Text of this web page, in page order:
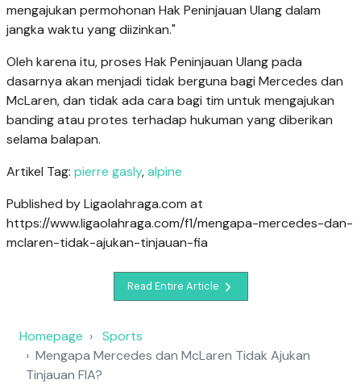
mengajukan permohonan Hak Peninjauan Ulang dalam
jangka waktu yang diizinkan."
Oleh karena itu, proses Hak Peninjauan Ulang pada
dasarnya akan menjadi tidak berguna bagi Mercedes dan
McLaren, dan tidak ada cara bagi tim untuk mengajukan
banding atau protes terhadap hukuman yang diberikan
selama balapan.
Artikel Tag: pierre gasly,alpine
Published by Ligaolahraga.com at
https://www.ligaolahraga.com/f1/mengapa-mercedes-dan-
mclaren-tidak-ajukan-tinjauan-fia
Read Entire Article
Homepage
Sports
Mengapa Mercedes dan McLaren Tidak Ajukan
Tinjauan FIA?